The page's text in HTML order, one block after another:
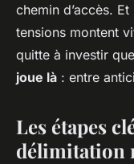
chemin d’accès.
tensions montent
quitte à investir
joue là : entre
Les étapes
délimitation